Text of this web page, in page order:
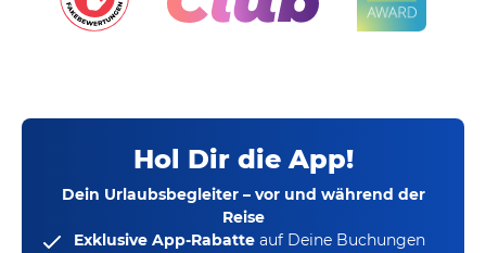
Hol Dir die App!
Dein Urlaubsbegleiter – vor und während der
Reise
Exklusive App-Rabatte auf Deine Buchungen